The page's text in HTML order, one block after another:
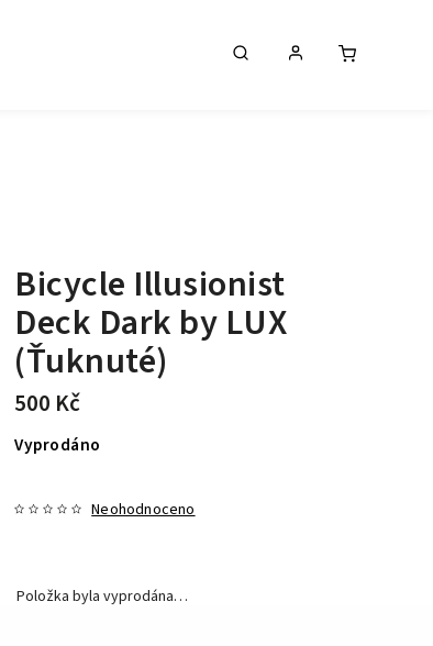
Bicycle Illusionist
Deck Dark by LUX
(Ťuknuté)
500 Kč
Vyprodáno
Neohodnoceno
Položka byla vyprodána…